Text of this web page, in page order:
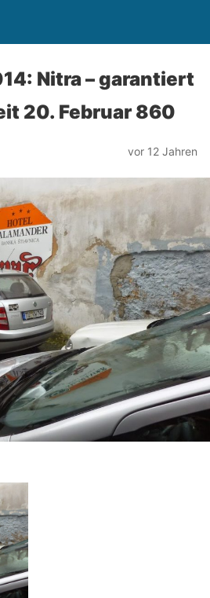
Nitra – garantiert
20. Februar 860
vor 12 Jahren